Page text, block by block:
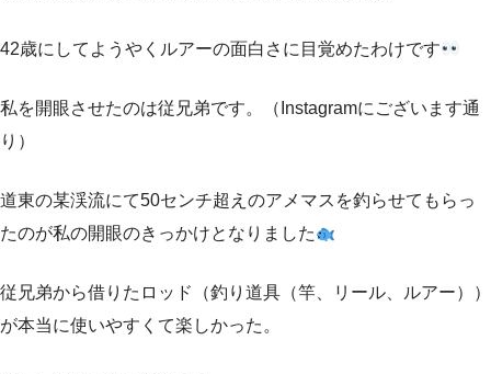
42歳にしてようやくルアーの面白さに目覚めたわけです
私を開眼させたのは従兄弟です。（Instagramにございます通
り）
道東の某渓流にて50センチ超えのアメマスを釣らせてもらっ
たのが私の開眼のきっかけとなりました
従兄弟から借りたロッド（釣り道具（竿、リール、ルアー））
が本当に使いやすくて楽しかった。